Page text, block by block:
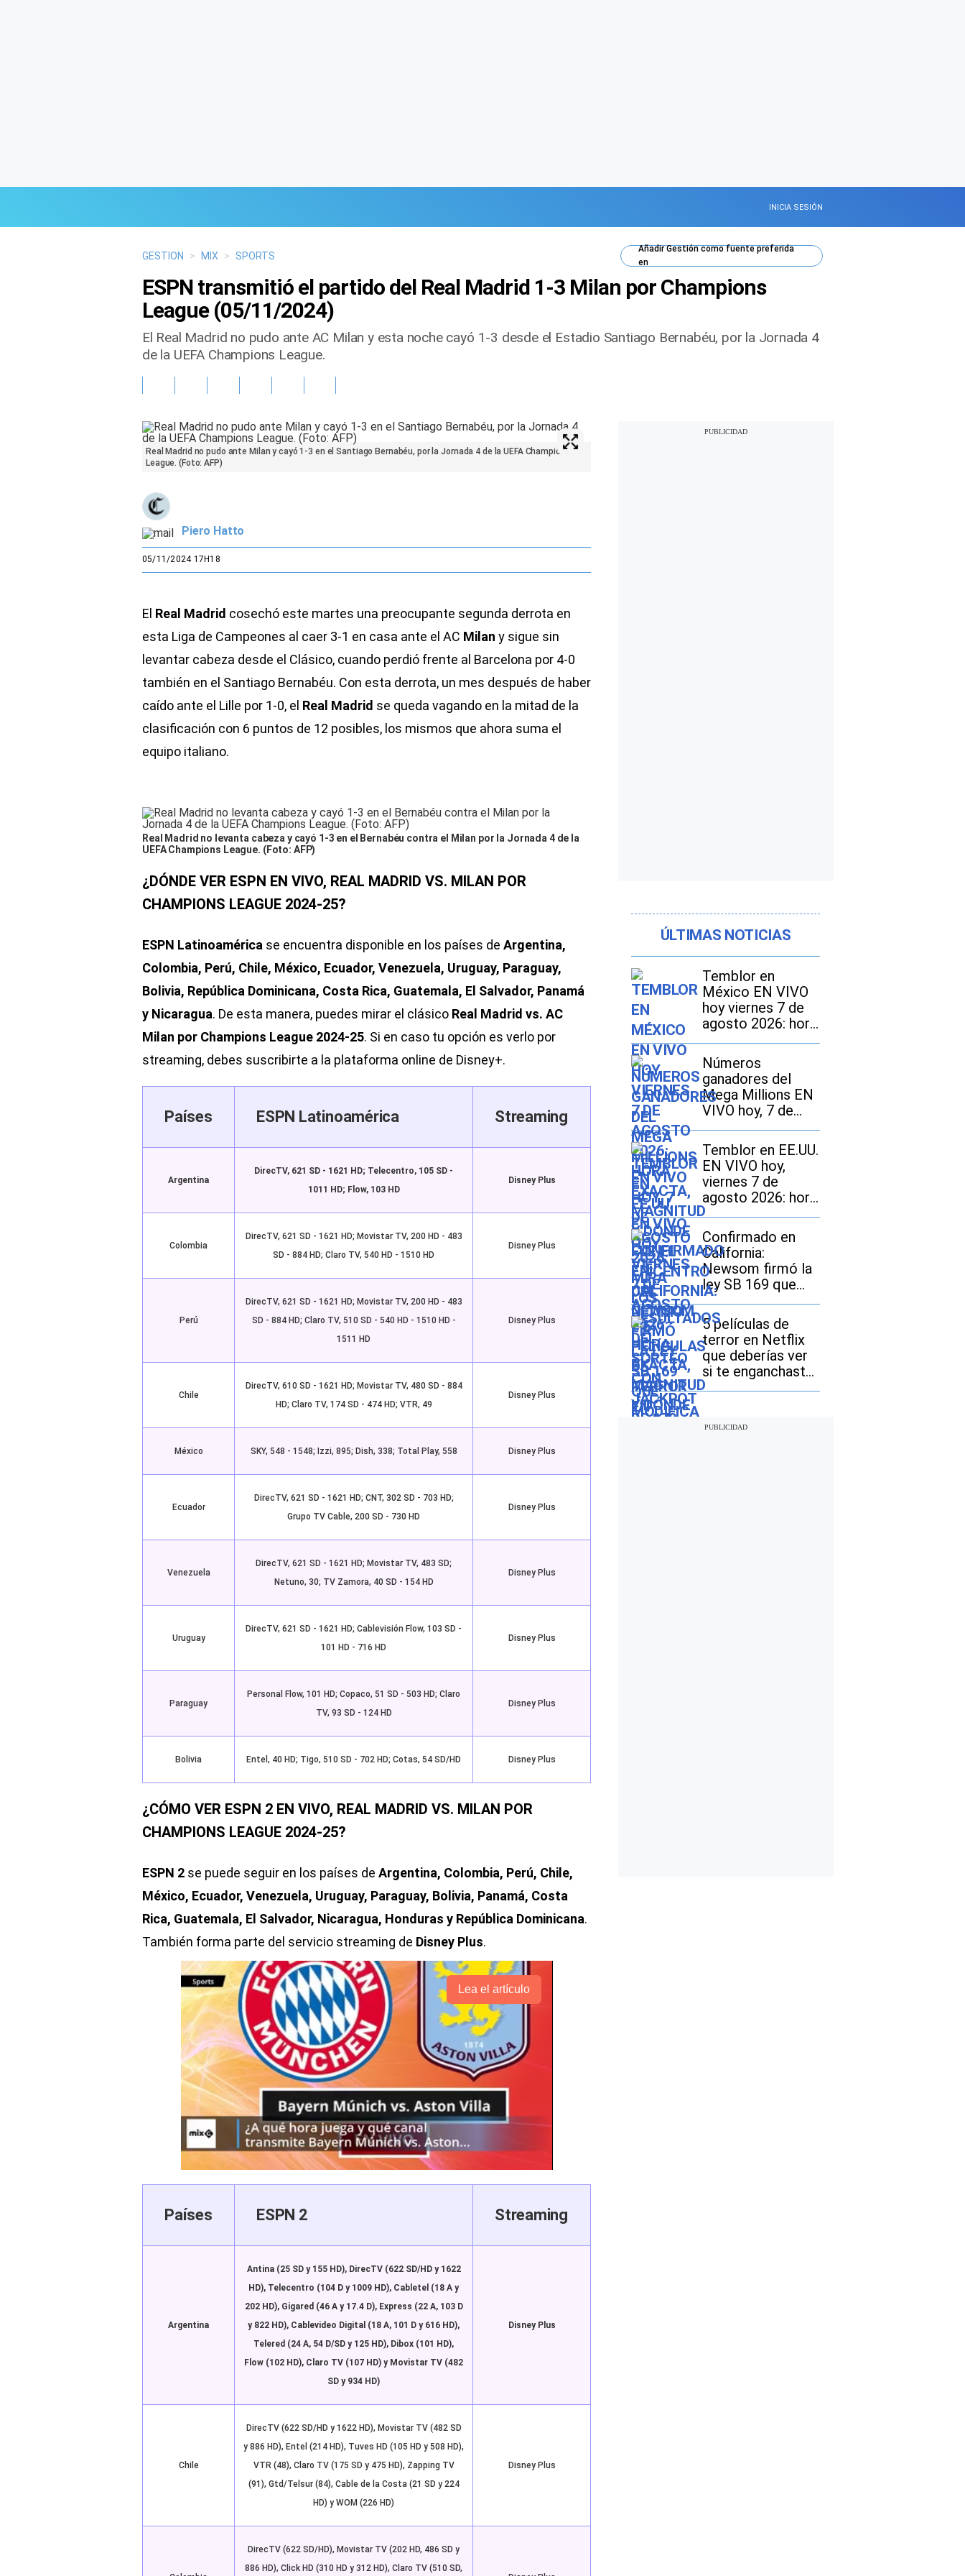
INICIA SESIÓN
GESTION > MIX > SPORTS
AñadirGestióncomo fuente preferida
en
ESPN transmitió el partido del Real Madrid 1-3 Milan por Champions
League (05/11/2024)
El Real Madrid no pudo ante AC Milan y esta noche cayó 1-3 desde el Estadio Santiago Bernabéu, por la Jornada 4
de la UEFA Champions League.
Real Madrid no pudo ante Milan y cayó 1-3 en el Santiago Bernabéu, por la Jornada 4 de la UEFA Champions
League. (Foto: AFP)
Piero Hatto
05/11/2024 17H18
El Real Madrid cosechó este martes una preocupante segunda derrota en
esta Liga de Campeones al caer 3-1 en casa ante el AC Milan y sigue sin
levantar cabeza desde el Clásico, cuando perdió frente al Barcelona por 4-0
también en el Santiago Bernabéu. Con esta derrota, un mes después de haber
caído ante el Lille por 1-0, el Real Madrid se queda vagando en la mitad de la
clasificación con 6 puntos de 12 posibles, los mismos que ahora suma el
equipo italiano.
Real Madrid no levanta cabeza y cayó 1-3 en el Bernabéu contra el Milan por la Jornada 4 de la
UEFA Champions League. (Foto: AFP)
¿DÓNDE VER ESPN EN VIVO, REAL MADRID VS. MILAN POR
CHAMPIONS LEAGUE 2024-25?
ESPN Latinoamérica se encuentra disponible en los países de Argentina,
Colombia, Perú, Chile, México, Ecuador, Venezuela, Uruguay, Paraguay,
Bolivia, República Dominicana, Costa Rica, Guatemala, El Salvador, Panamá
y Nicaragua. De esta manera, puedes mirar el clásico Real Madrid vs. AC
Milan por Champions League 2024-25. Si en caso tu opción es verlo por
streaming, debes suscribirte a la plataforma online de Disney+.
Países ESPN Latinoamérica Streaming
Argentina
DirecTV, 621 SD - 1621 HD; Telecentro, 105 SD -
1011 HD; Flow, 103 HD
Disney Plus
Colombia
DirecTV, 621 SD - 1621 HD; Movistar TV, 200 HD - 483
SD - 884 HD; Claro TV, 540 HD - 1510 HD
Disney Plus
Perú
DirecTV, 621 SD - 1621 HD; Movistar TV, 200 HD - 483
SD - 884 HD; Claro TV, 510 SD - 540 HD - 1510 HD -
1511 HD
Disney Plus
Chile
DirecTV, 610 SD - 1621 HD; Movistar TV, 480 SD - 884
HD; Claro TV, 174 SD - 474 HD; VTR, 49
Disney Plus
México SKY, 548 - 1548; Izzi, 895; Dish, 338; Total Play, 558 Disney Plus
Ecuador
DirecTV, 621 SD - 1621 HD; CNT, 302 SD - 703 HD;
Grupo TV Cable, 200 SD - 730 HD
Disney Plus
Venezuela
DirecTV, 621 SD - 1621 HD; Movistar TV, 483 SD;
Netuno, 30; TV Zamora, 40 SD - 154 HD
Disney Plus
Uruguay
DirecTV, 621 SD - 1621 HD; Cablevisión Flow, 103 SD -
101 HD - 716 HD
Disney Plus
Paraguay
Personal Flow, 101 HD; Copaco, 51 SD - 503 HD; Claro
TV, 93 SD - 124 HD
Disney Plus
Bolivia Entel, 40 HD; Tigo, 510 SD - 702 HD; Cotas, 54 SD/HD Disney Plus
¿CÓMO VER ESPN 2 EN VIVO, REAL MADRID VS. MILAN POR
CHAMPIONS LEAGUE 2024-25?
ESPN 2 se puede seguir en los países de Argentina, Colombia, Perú, Chile,
México, Ecuador, Venezuela, Uruguay, Paraguay, Bolivia, Panamá, Costa
Rica, Guatemala, El Salvador, Nicaragua, Honduras y República Dominicana.
También forma parte del servicio streaming de Disney Plus.
Lea el artículo
Países ESPN 2 Streaming
Argentina
Antina (25 SD y 155 HD), DirecTV (622 SD/HD y 1622
HD), Telecentro (104 D y 1009 HD), Cabletel (18 A y
202 HD), Gigared (46 A y 17.4 D), Express (22 A, 103 D
y 822 HD), Cablevideo Digital (18 A, 101 D y 616 HD),
Telered (24 A, 54 D/SD y 125 HD), Dibox (101 HD),
Flow (102 HD), Claro TV (107 HD) y Movistar TV (482
SD y 934 HD)
Disney Plus
Chile
DirecTV (622 SD/HD y 1622 HD), Movistar TV (482 SD
y 886 HD), Entel (214 HD), Tuves HD (105 HD y 508 HD),
VTR (48), Claro TV (175 SD y 475 HD), Zapping TV
(91), Gtd/Telsur (84), Cable de la Costa (21 SD y 224
HD) y WOM (226 HD)
Disney Plus
DirecTV (622 SD/HD), Movistar TV (202 HD, 486 SD y
886 HD), Click HD (310 HD y 312 HD), Claro TV (510 SD,
ÚLTIMAS NOTICIAS
Temblor en
México EN VIVO
hoy viernes 7 de
agosto 2026: hora
exacta, magnitud y
dónde fue el
epicentro del
último
Números
ganadores del
Mega Millions EN
VIVO hoy, 7 de
agosto 2026: mira
los resultados del
sorteo con
jackpot de $70
millones en EE.UU.
Temblor en EE.UU.
EN VIVO hoy,
viernes 7 de
agosto 2026: hora
exacta, magnitud y
dónde fue el
epicentro del
último sismo
Confirmado en
California:
Newsom firmó la
ley SB 169 que
modifica el
acceso a las
licencias de
conducir
5 películas de
terror en Netflix
que deberías ver
si te enganchaste
con “The Last